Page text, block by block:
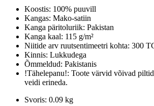
Koostis: 100% puuvill
Kangas: Mako-satiin
Kanga päritoluriik: Pakistan
Kanga kaal: 115 g/m²
Niitide arv ruutsentimeetri kohta: 300
Kinnis: Lukkudega
Õmmeldud: Pakistanis
!Tähelepanu!: Toote värvid võivad
veidi erineda.
Svoris: 0.09 kg